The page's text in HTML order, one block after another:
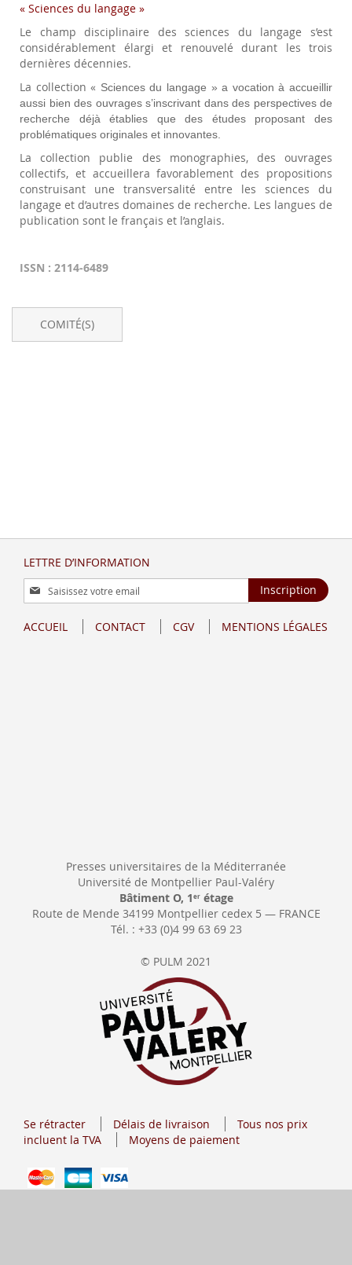
la
page
« Sciences du langage »
Le champ disciplinaire des sciences du langage s’est
considérablement élargi et renouvelé durant les trois
dernières décennies.
La collection « Sciences du langage » a vocation à accueillir
aussi bien des ouvrages s’inscrivant dans des perspectives de
recherche déjà établies que des études proposant des
problématiques originales et innovantes.
La collection publie des monographies, des ouvrages
collectifs, et accueillera favorablement des propositions
construisant une transversalité entre les sciences du
langage et d’autres domaines de recherche. Les langues de
publication sont le français et l’anglais.
ISSN : 2114-6489
COMITÉ(S)
LETTRE D’INFORMATION
Inscription
à
lettre
Inscription
ACCUEIL CONTACT CGV MENTIONS LÉGALES
Presses universitaires de la Méditerranée
Université de Montpellier Paul-Valéry
Bâtiment O, 1 erétage
Route de Mende 34199 Montpellier cedex 5 — FRANCE
Tél. : +33 (0)4 99 63 69 23
© PULM 2021
Se rétracter Délais de livraison
Tous nos prix
incluent la TVA
Moyens de paiement